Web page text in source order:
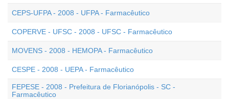
CEPS-UFPA - 2008 - UFPA - Farmacêutico
COPERVE - UFSC - 2008 - UFSC - Farmacêutico
MOVENS - 2008 - HEMOPA - Farmacêutico
CESPE - 2008 - UEPA - Farmacêutico
FEPESE - 2008 - Prefeitura de Florianópolis - SC -
Farmacêutico